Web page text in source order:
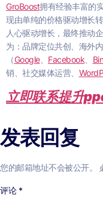
GroBoost拥有经验丰富的
现由单纯的价格驱动增长
人心驱动增长，最终推动
为：品牌定位共创、海外
（Google、 Facebook
销、社交媒体运营、
立即联系提升
发表回复
您的邮箱地址不会被公开。
评论 *